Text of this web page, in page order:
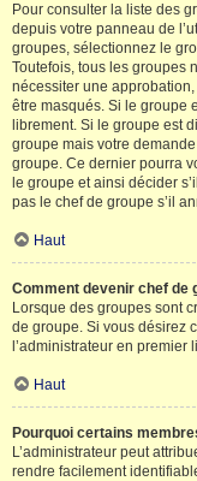
Pour consulter la liste des
depuis votre panneau de
groupes, sélectionnez le
Toutefois, tous les groupes
nécessiter une
être masqués. Si le groupe
librement. Si le groupe est
groupe mais votre
groupe. Ce dernier pourra
le groupe et ainsi décider
pas le chef de groupe s’il
Haut
Comment devenir chef de
Lorsque des groupes sont
de groupe. Si vous désirez
l’administrateur en
Haut
Pourquoi certains
L’administrateur peut
rendre facilement